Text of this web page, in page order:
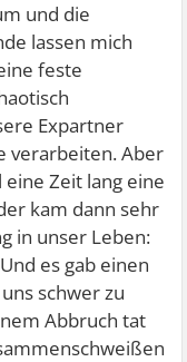
und die
lassen mich
feste
Expartner
verarbeiten. Aber
eine Zeit lang eine
kam dann sehr
in unser Leben:
es gab einen
schwer zu
Abbruch tat